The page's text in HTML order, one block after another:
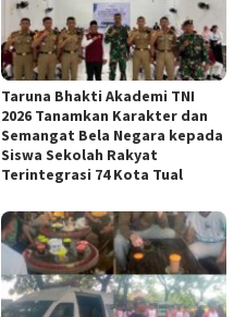
Taruna Bhakti Akademi TNI
2026 Tanamkan Karakter dan
Semangat Bela Negara kepada
Siswa Sekolah Rakyat
Terintegrasi 74 Kota Tual